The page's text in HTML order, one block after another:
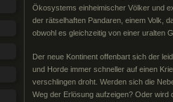
Ökosystems einheimischer Völker und
der rätselhaften Pandaren, einem Volk,
obwohl es gleichzeitig von einer uralten
Der neue Kontinent offenbart sich der
und Horde immer schneller auf einen
verschlingen droht. Werden sich die
Weg der Erlösung aufzeigen? Oder wird